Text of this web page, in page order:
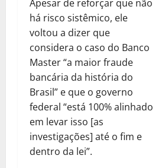
Apesar de reforçar que não
há risco sistêmico, ele
voltou a dizer que
considera o caso do Banco
Master “a maior fraude
bancária da história do
Brasil” e que o governo
federal “está 100% alinhado
em levar isso [as
investigações] até o fim e
dentro da lei”.